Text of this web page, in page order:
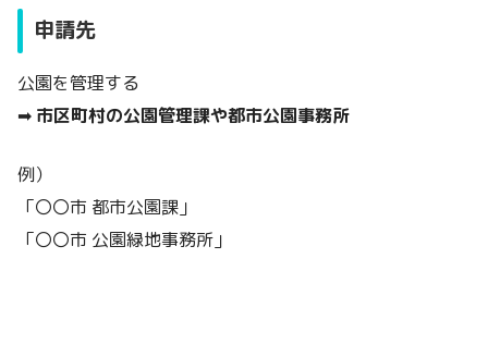
申請先
公園を管理する
➡ 市区町村の公園管理課や都市公園事務所
例）
「〇〇市 都市公園課」
「〇〇市 公園緑地事務所」